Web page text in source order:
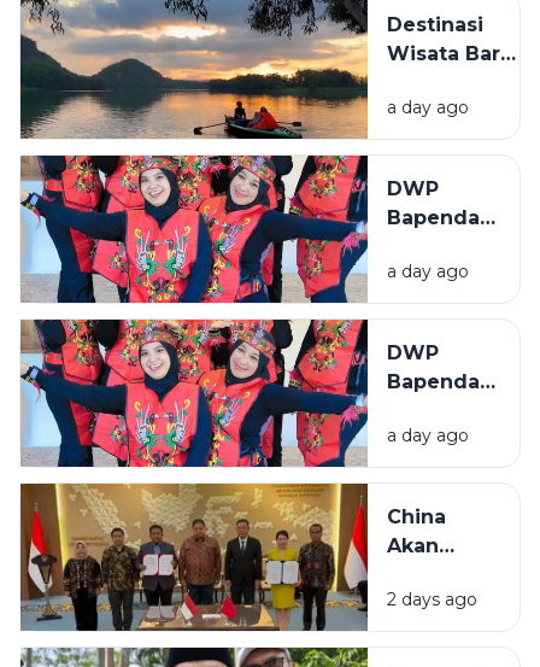
Mushaf
Qur'an
Destinasi
Wisata Baru
di Sampang,
Pemkab
Perizinan
dan
a day ago
DWP
Bapenda
Tampil
Semangat
Menyanyi
Lagu
HUT RI ke-
81
a day ago
DWP
Bapenda
Tampil
Semangat
Menyanyi
Lagu
HUT RI ke-
81
a day ago
China
Akan
Pabrik
Industri
2 days ago